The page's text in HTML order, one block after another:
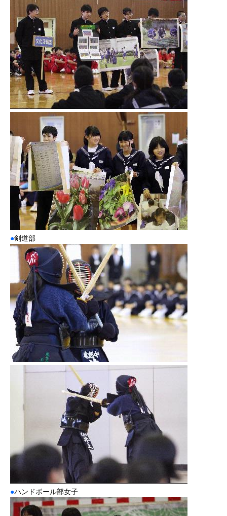
●剣道部
●ハンドボール部女子